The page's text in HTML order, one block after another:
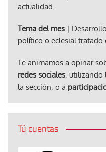
actualidad.
Tema del mes |
político o eclesial
Te animamos a opinar
redes sociales, utilizando
la sección, o a
Tú cuentas